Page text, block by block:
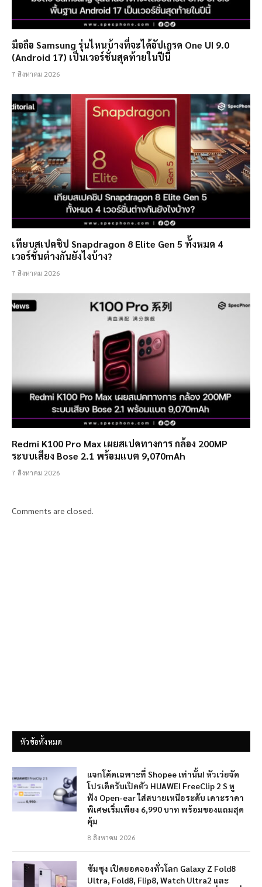
มือถือ Samsung รุ่นไหนบ้างที่จะได้อัปเกรด One UI 9.0
(Android 17) เป็นเวอร์ชั่นสุดท้ายในปีนี้
7 สิงหาคม 2026
เทียบสเปคชิป Snapdragon 8 Elite Gen 5 ทั้งหมด 4
เวอร์ชั่นต่างกันยังไงบ้าง?
7 สิงหาคม 2026
Redmi K100 Pro Max เผยสเปคทางการ กล้อง 200MP
ระบบเสียง Bose 2.1 พร้อมแบต 9,070mAh
7 สิงหาคม 2026
Comments are closed.
หัวข้อทั้งหมด
แจกโค้ดเฉพาะที่ Shopee เท่านั้น! หัวเว่ยจัด
โปรเด็ดรับเปิดตัว HUAWEI FreeClip 2 S หู
ฟัง Open-ear ใส่สบายเหนือระดับ เคาะราคา
พิเศษเริ่มเพียง 6,990 บาท พร้อมของแถมสุด
คุ้ม
8 สิงหาคม 2026
ซัมซุง เปิดยอดจองทั่วโลก Galaxy Z Fold8
Ultra, Fold8, Flip8, Watch Ultra2 และ